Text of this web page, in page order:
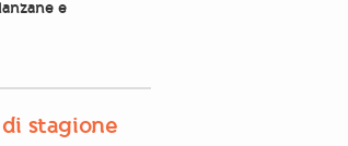
e
stagione